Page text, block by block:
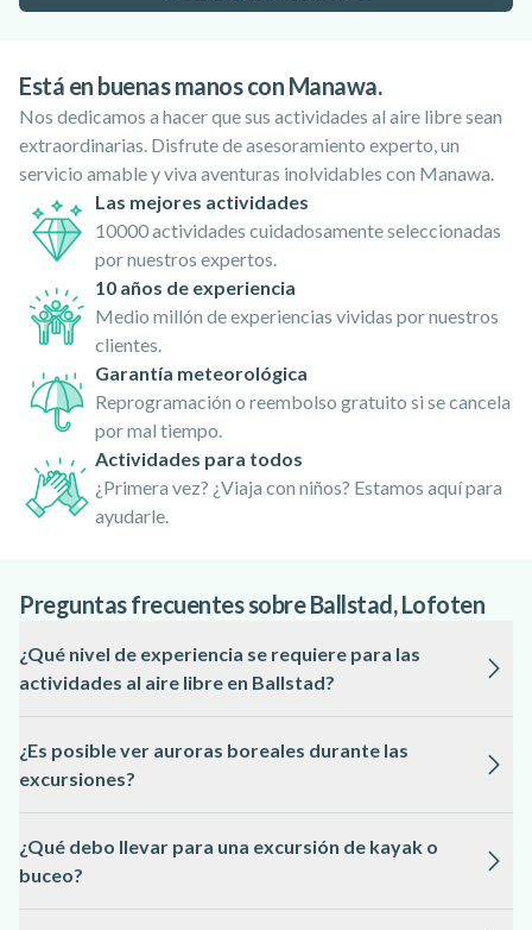
Está en buenas manos con Manawa.
Nos dedicamos a hacer que sus actividades al aire libre sean
extraordinarias. Disfrute de asesoramiento experto, un
servicio amable y viva aventuras inolvidables con Manawa.
Las mejores actividades
10000 actividades cuidadosamente seleccionadas
por nuestros expertos.
10 años de experiencia
Medio millón de experiencias vividas por nuestros
clientes.
Garantía meteorológica
Reprogramación o reembolso gratuito si se cancela
por mal tiempo.
Actividades para todos
¿Primera vez? ¿Viaja con niños? Estamos aquí para
ayudarle.
Preguntas frecuentes sobre Ballstad, Lofoten
¿Qué nivel de experiencia se requiere para las
actividades al aire libre en Ballstad?
principiantes y no requieren conocimientos previos. Los guías
proporcionan instrucciones y equipamiento, adaptando la
actividad al nivel de cada participante.
¿Es posible ver auroras boreales durante las
excursiones?
nieve desde Eggum. La mejor época para observarlas es entre
septiembre y marzo, cuando las noches son más largas y el
cielo está despejado.
¿Qué debo llevar para una excursión de kayak o
buceo?